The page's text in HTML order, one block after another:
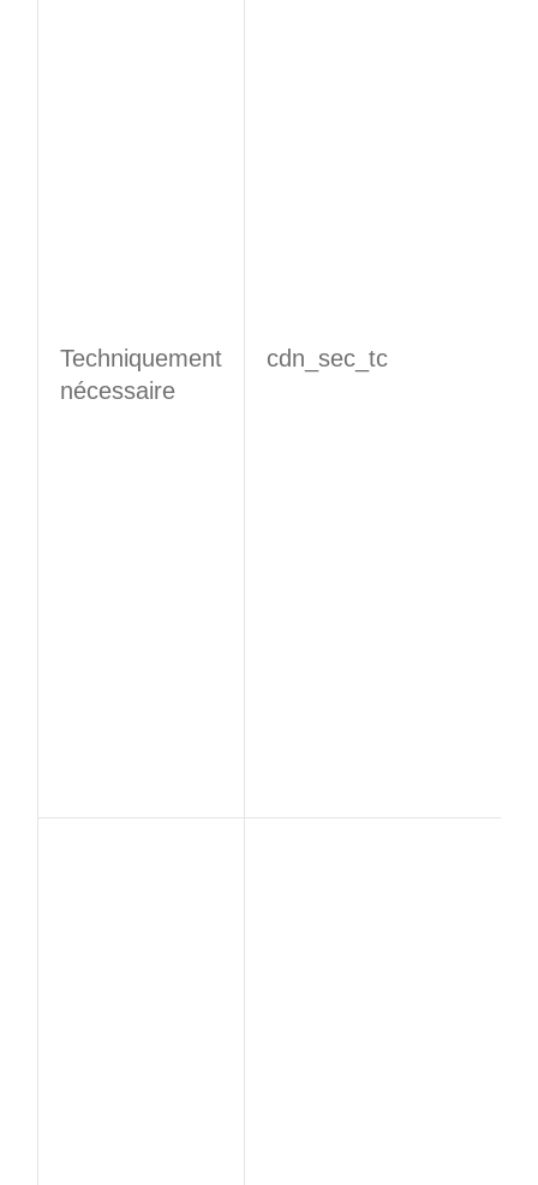
Techniquement
nécessaire
cdn_sec_tc